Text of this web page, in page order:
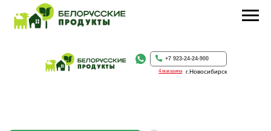
г.Новосибирск
+7 923-24-24-900
4 магазина